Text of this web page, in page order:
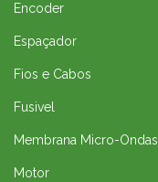
Encoder
Espaçador
Fios e Cabos
Fusivel
Membrana Micro-Ondas
Motor